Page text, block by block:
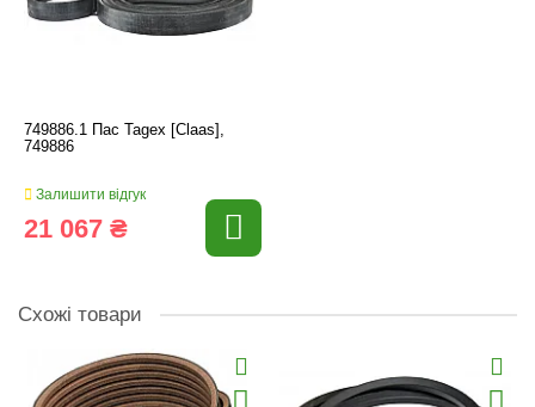
749886.1 Пас Tagex [Claas],
749886
Залишити відгук
21 067 ₴
Схожі товари